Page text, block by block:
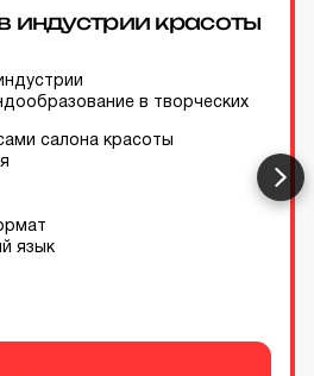
красоты
в творческих
салона красоты
язык